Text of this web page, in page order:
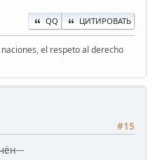
QQ ЦИТИРОВАТЬ
el respeto al derecho
#15